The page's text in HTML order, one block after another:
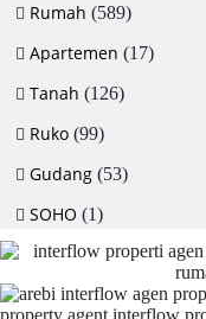
Rumah (589)
Apartemen (17)
Tanah (126)
Ruko (99)
Gudang (53)
SOHO (1)